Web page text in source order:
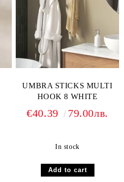
UMBRA STICKS MULTI
HOOK 8 WHITE
€40.39 79.00лв.
In stock